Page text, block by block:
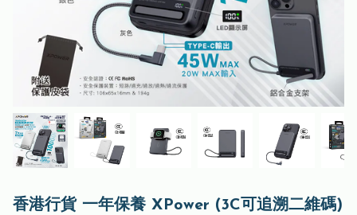
香港行貨 一年保養 XPower (3C可追溯二維碼)